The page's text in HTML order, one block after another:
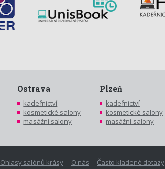
Ostrava
kadeřnictví
kosmetické salony
masážní salony
Plzeň
kadeřnictví
kosmetické salony
masážní salony
Ohlasy salónů krásy O nás Často kladené dotazy